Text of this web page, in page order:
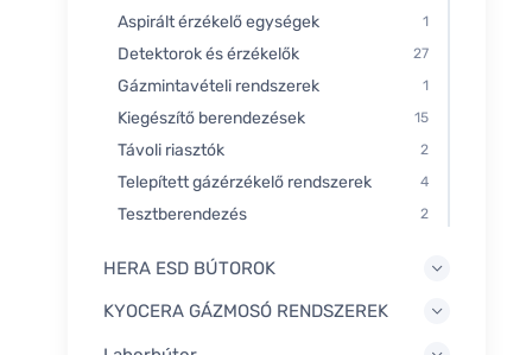
Aspirált érzékelő egységek 1
Detektorok és érzékelők 27
Gázmintavételi rendszerek 1
Kiegészítő berendezések 15
Távoli riasztók 2
Telepített gázérzékelő rendszerek 4
Tesztberendezés 2
HERA ESD BÚTOROK
KYOCERA GÁZMOSÓ RENDSZEREK